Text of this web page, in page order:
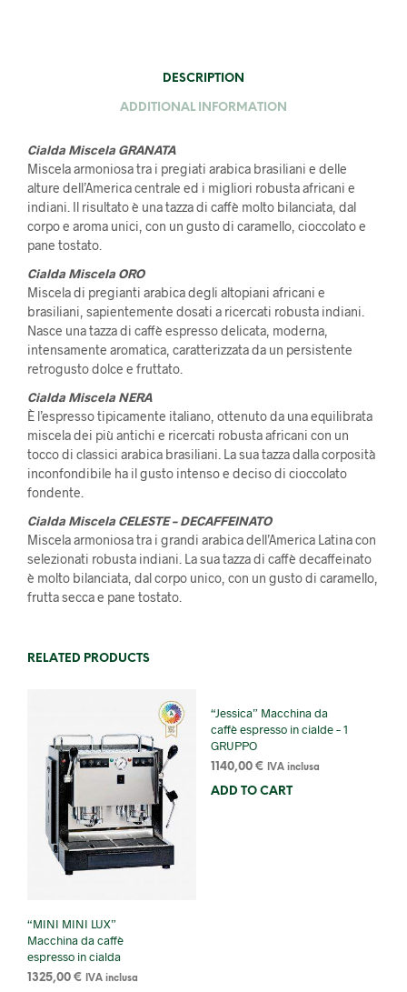
DESCRIPTION
ADDITIONAL INFORMATION
Cialda Miscela GRANATA
Miscela armoniosa tra i pregiati arabica brasiliani e delle
alture dell’America centrale ed i migliori robusta africani e
indiani. Il risultato è una tazza di caffè molto bilanciata, dal
corpo e aroma unici, con un gusto di caramello, cioccolato e
pane tostato.
Cialda Miscela ORO
Miscela di pregianti arabica degli altopiani africani e
brasiliani, sapientemente dosati a ricercati robusta indiani.
Nasce una tazza di caffè espresso delicata, moderna,
intensamente aromatica, caratterizzata da un persistente
retrogusto dolce e fruttato.
Cialda Miscela NERA
È l’espresso tipicamente italiano, ottenuto da una equilibrata
miscela dei più antichi e ricercati robusta africani con un
tocco di classici arabica brasiliani. La sua tazza dalla corposità
inconfondibile ha il gusto intenso e deciso di cioccolato
fondente.
Cialda Miscela CELESTE – DECAFFEINATO
Miscela armoniosa tra i grandi arabica dell’America Latina con
selezionati robusta indiani. La sua tazza di caffè decaffeinato
è molto bilanciata, dal corpo unico, con un gusto di caramello,
frutta secca e pane tostato.
RELATED PRODUCTS
“MINI MINI LUX”
Macchina da caffè
espresso in cialda
1325,00 € IVA inclusa
“Jessica” Macchina da
caffè espresso in cialde – 1
GRUPPO
1140,00 € IVA inclusa
ADD TO CART